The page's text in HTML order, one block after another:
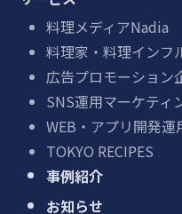
料理メディアNadia
料理家・料理インフ
広告プロモーション
SNS運用マーケティ
WEB・アプリ開発運
TOKYO RECIPES
事例紹介
お知らせ